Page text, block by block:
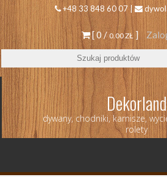
+48 33 848 60 07 |
[ 0 /0.00 ZŁ ]
Dekorland
dywany, chodniki, karnisze,
rolety